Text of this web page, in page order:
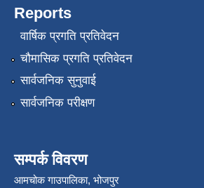
Reports
वार्षिक प्रगति प्रतिवेदन
चौमासिक प्रगति प्रतिवेदन
सार्वजनिक सुनुवाई
सार्वजनिक परीक्षण
सम्पर्क विवरण
आमचोक गाउपालिका, भोजपुर